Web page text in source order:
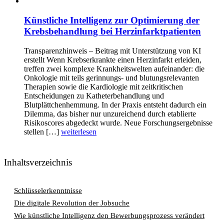
Künstliche Intelligenz zur Optimierung der
Krebsbehandlung bei Herzinfarktpatienten
Transparenzhinweis – Beitrag mit Unterstützung von KI
erstellt Wenn Krebserkrankte einen Herzinfarkt erleiden,
treffen zwei komplexe Krankheitswelten aufeinander: die
Onkologie mit teils gerinnungs- und blutungsrelevanten
Therapien sowie die Kardiologie mit zeitkritischen
Entscheidungen zu Katheterbehandlung und
Blutplättchenhemmung. In der Praxis entsteht dadurch ein
Dilemma, das bisher nur unzureichend durch etablierte
Risikoscores abgedeckt wurde. Neue Forschungsergebnisse
stellen […] weiterlesen
Inhaltsverzeichnis
Schlüsselerkenntnisse
Die digitale Revolution der Jobsuche
Wie künstliche Intelligenz den Bewerbungsprozess verändert